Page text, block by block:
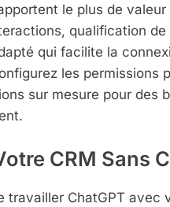
le plus de
qualification
qui facilite la
les permissions
sur mesure pour des
CRM Sans
ChatGPT avec